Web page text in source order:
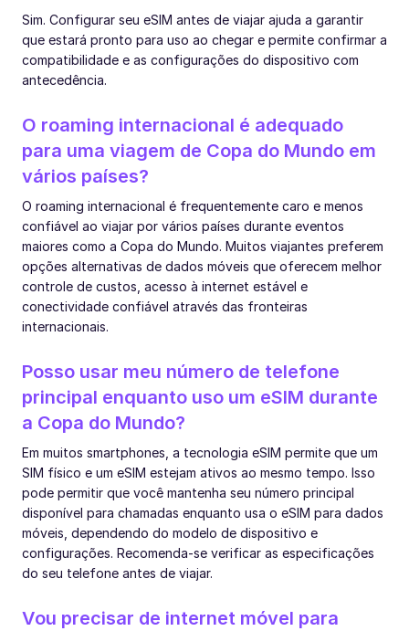
Sim. Configurar seu eSIM antes de viajar ajuda a garantir
que estará pronto para uso ao chegar e permite confirmar a
compatibilidade e as configurações do dispositivo com
antecedência.
O roaming internacional é adequado
para uma viagem de Copa do Mundo em
vários países?
O roaming internacional é frequentemente caro e menos
confiável ao viajar por vários países durante eventos
maiores como a Copa do Mundo. Muitos viajantes preferem
opções alternativas de dados móveis que oferecem melhor
controle de custos, acesso à internet estável e
conectividade confiável através das fronteiras
internacionais.
Posso usar meu número de telefone
principal enquanto uso um eSIM durante
a Copa do Mundo?
Em muitos smartphones, a tecnologia eSIM permite que um
SIM físico e um eSIM estejam ativos ao mesmo tempo. Isso
pode permitir que você mantenha seu número principal
disponível para chamadas enquanto usa o eSIM para dados
móveis, dependendo do modelo de dispositivo e
configurações. Recomenda-se verificar as especificações
do seu telefone antes de viajar.
Vou precisar de internet móvel para